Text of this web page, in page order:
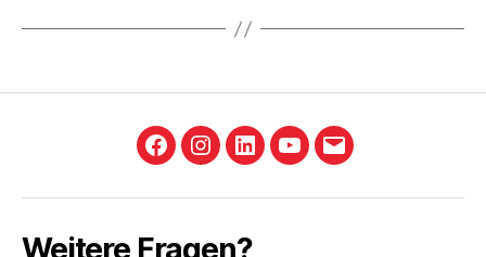
FacebookInstagram
LinkedInYouTube
E-